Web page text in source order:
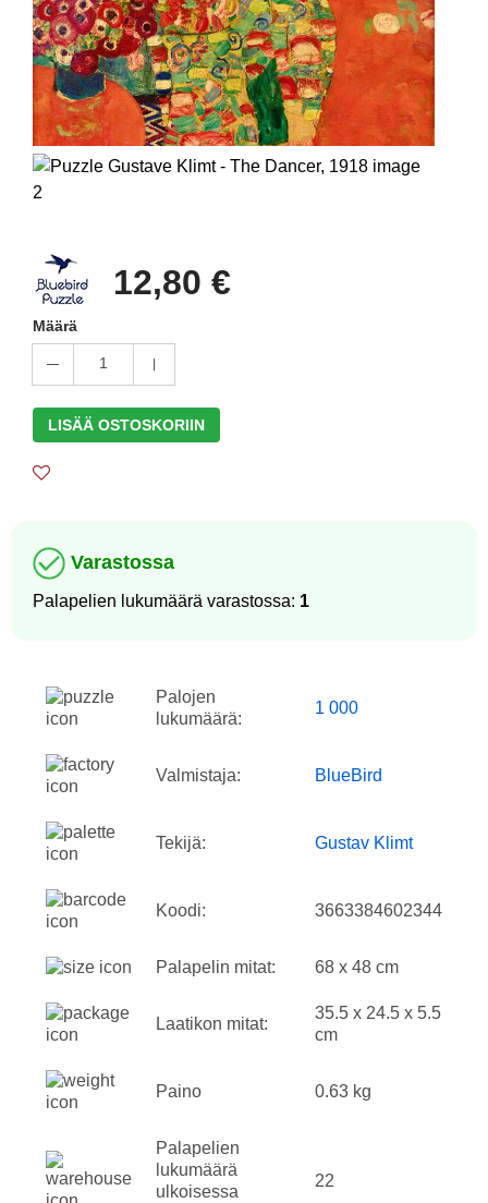
12,80 €
Määrä
1
LISÄÄ OSTOSKORIIN
Varastossa
Palapelien lukumäärä varastossa: 1
Palojen
lukumäärä:
1 000
Valmistaja: BlueBird
Tekijä: Gustav Klimt
Koodi: 3663384602344
Palapelin mitat: 68 x 48 cm
Laatikon mitat:
35.5 x 24.5 x 5.5
cm
Paino 0.63 kg
Palapelien
lukumäärä
ulkoisessa
22